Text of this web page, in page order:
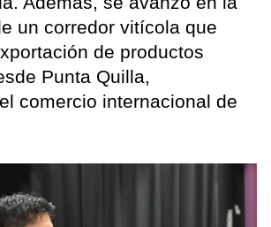
un corredor vitícola que
de productos
Punta Quilla,
comercio internacional de